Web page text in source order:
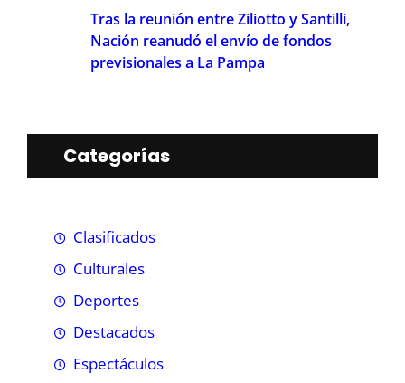
Tras la reunión entre Ziliotto y Santilli,
Nación reanudó el envío de fondos
previsionales a La Pampa
Categorías
Clasificados
Culturales
Deportes
Destacados
Espectáculos